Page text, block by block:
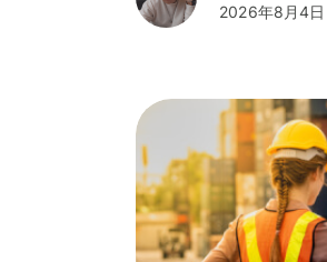
2026年8月4日